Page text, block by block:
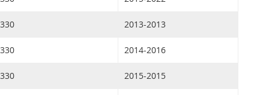
2013-2013
2014-2016
2015-2015